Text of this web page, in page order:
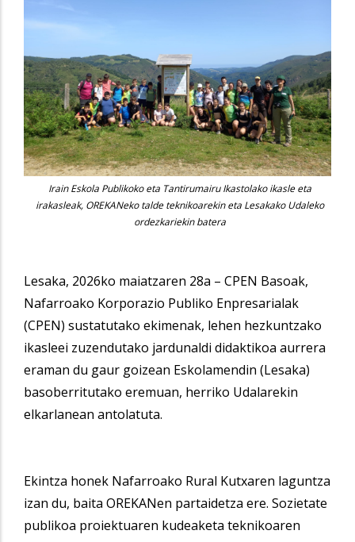
Irain Eskola Publikoko eta Tantirumairu Ikastolako ikasle eta
irakasleak, OREKANeko talde teknikoarekin eta Lesakako Udaleko
ordezkariekin batera
Lesaka, 2026ko maiatzaren 28a – CPEN Basoak,
Nafarroako Korporazio Publiko Enpresarialak
(CPEN) sustatutako ekimenak, lehen hezkuntzako
ikasleei zuzendutako jardunaldi didaktikoa aurrera
eraman du gaur goizean Eskolamendin (Lesaka)
basoberritutako eremuan, herriko Udalarekin
elkarlanean antolatuta.
Ekintza honek Nafarroako Rural Kutxaren laguntza
izan du, baita OREKANen partaidetza ere. Sozietate
publikoa proiektuaren kudeaketa teknikoaren